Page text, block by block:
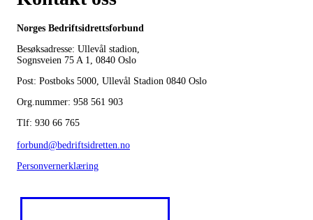
Norges Bedriftsidrettsforbund
Besøksadresse: Ullevål stadion,
Sognsveien 75 A 1, 0840 Oslo
Post: Postboks 5000, Ullevål Stadion 0840 Oslo
Org.nummer: 958 561 903
Tlf: 930 66 765
forbund@bedriftsidretten.no
Personvernerklæring